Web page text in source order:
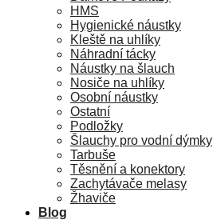
HMS
Hygienické náustky
Kleště na uhlíky
Náhradní tácky
Náustky na šlauch
Nosiče na uhlíky
Osobní náustky
Ostatní
Podložky
Šlauchy pro vodní dýmky
Tarbuše
Těsnění a konektory
Zachytávače melasy
Žhaviče
Blog